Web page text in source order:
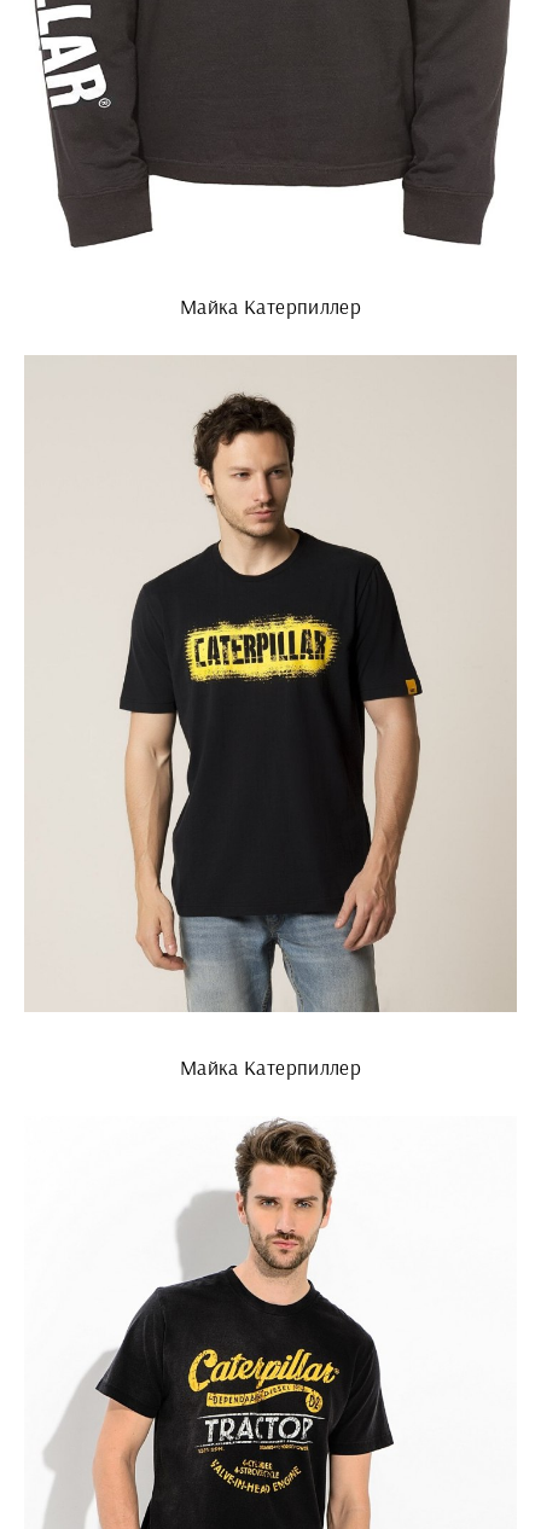
Майка Катерпиллер
Майка Катерпиллер